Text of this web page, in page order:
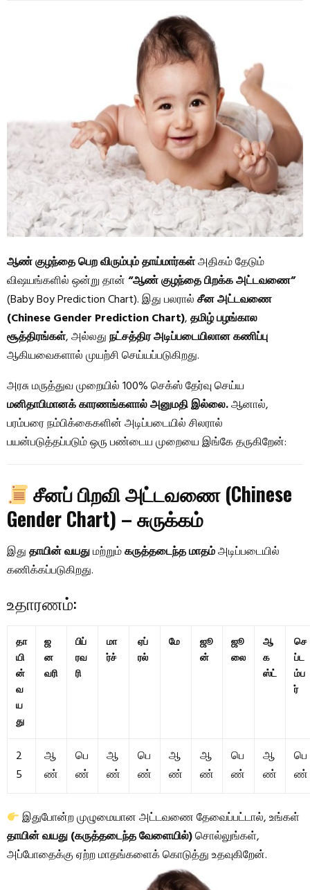
ஆண் குழந்தை பெற விரும்பும் தாய்மார்கள்அதிகம் தேடும்
விஷயங்களில் ஒன்று தான்“ஆண் குழந்தை பிறக்க அட்டவணை”
(Baby Boy Prediction Chart). இது பலரால்சீன அட்டவணை
(Chinese Gender Prediction Chart),தமிழ் பழங்கால
சூத்திரங்கள், அல்லதுநட்சத்திர அடிப்படையிலான கணிப்பு
ஆகியவைகளால் முயற்சி செய்யப்படுகிறது.
அரசு மருத்துவ முறையில் 100% செக்ஸ் தேர்வு செய்ய
மனிதாபிமானக் காரணங்களால் அனுமதி இல்லை.ஆனால்,
பரம்பரை நம்பிக்கைகளின் அடிப்படையில் சிலரால்
பயன்படுத்தப்படும் ஒரு பண்டைய முறையை இங்கே தருகிறேன்:
சீனப் பிறவி அட்டவணை (Chinese
Gender Chart) – சுருக்கம்
இதுதாயின் வயதுமற்றும்கருத்தடைந்த மாதம்அடிப்படையில்
கணிக்கப்படுகிறது.
உதாரணம்:
தா
யி
ன்
வ
ய
து
ஜ
ன
வரி
பிப்
ரவ
ரி
மா
ர்ச்
ஏப்
ரல்
மே
ஜூ
ன்
ஜூ
லை
ஆ
க
ஸ்ட்
செ
ப்ட
ம்ப
ர்
2
5
ஆ
ண்
பெ
ண்
ஆ
ண்
பெ
ண்
ஆ
ண்
ஆ
ண்
பெ
ண்
ஆ
ண்
பெ
ண்
இதுபோன்ற முழுமையான அட்டவணை தேவைப்பட்டால், உங்கள்
தாயின் வயது (கருத்தடைந்த வேளையில்)சொல்லுங்கள்,
அப்போதைக்கு ஏற்ற மாதங்களைக் கொடுத்து உதவுகிறேன்.